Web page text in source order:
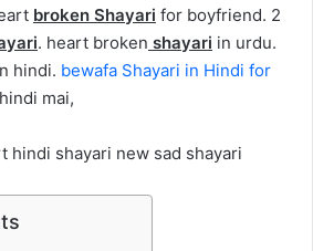
broken Shayari for boyfriend. 2
. heart broken shayari in urdu.
hindi. bewafa Shayari in Hindi for
mai,